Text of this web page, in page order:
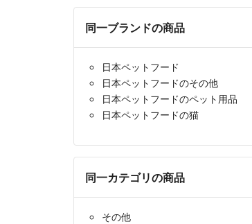
同一ブランドの商品
日本ペットフード
日本ペットフードのその他
日本ペットフードのペット用品
日本ペットフードの猫
同一カテゴリの商品
その他